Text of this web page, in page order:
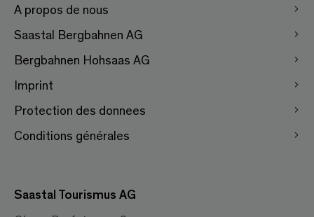
A propos de nous
Saastal Bergbahnen AG
Bergbahnen Hohsaas AG
Imprint
Protection des donnees
Conditions générales
Saastal Tourismus AG